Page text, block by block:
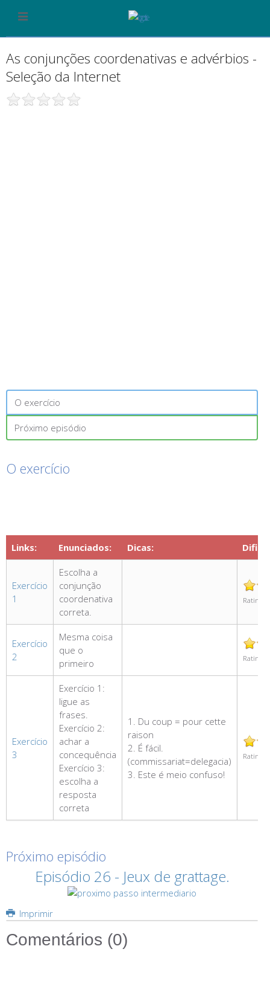
As conjunções coordenativas e advérbios -
Seleção da Internet
O exercício
Próximo episódio
O exercício
Links: Enunciados: Dicas:
Exercício
1
Escolha a
conjunção
coordenativa
correta.
Rating
Exercício
2
Mesma coisa
que o
primeiro
Rating
Exercício
3
Exercício 1:
ligue as
frases.
Exercício 2:
achar a
concequência
Exercício 3:
escolha a
resposta
correta
1. Du coup = pour cette
raison
2. É fácil.
(commissariat=delegacia)
3. Este é meio confuso!
Rating
Próximo episódio
Episódio 26 - Jeux de grattage.
Imprimir
Comentários (0)